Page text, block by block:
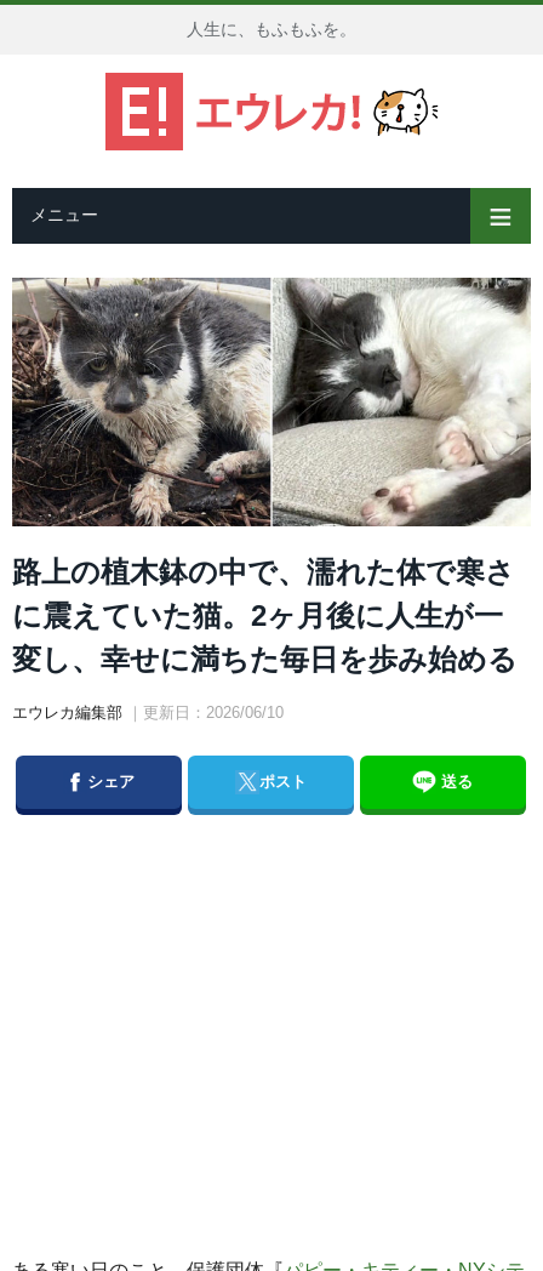
人生に、もふもふを。
メニュー
路上の植木鉢の中で、濡れた体で寒さ
に震えていた猫。2ヶ月後に人生が一
変し、幸せに満ちた毎日を歩み始める
エウレカ編集部 ｜更新日：2026/06/10
Facebook
シェア Twitterポスト 送る